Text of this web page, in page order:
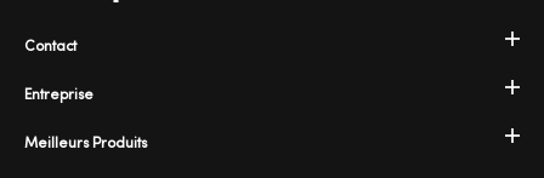
Entreprise
Meilleurs Produits
Contact